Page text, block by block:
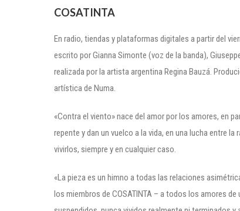
COSATINTA
En radio, tiendas y plataformas digitales a partir del
escrito por Gianna Simonte (voz de la banda),
realizada por la artista argentina Regina Bauzá.
artística de Numa.
«Contra el viento» nace del amor por los amores, en
repente y dan un vuelco a la vida, en una lucha entre
vivirlos, siempre y en cualquier caso.
«La pieza es un himno a todas las relaciones
los miembros de COSATINTA – a todos los amores